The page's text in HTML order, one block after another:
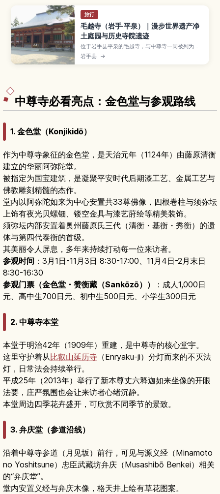
旅行
毛越寺（岩手·平泉）｜漫步世界遗产净
土庭园与历史寺院遗迹
位于岩手县平泉的毛越寺，与中尊寺一同被列为世
界遗产，以再现极乐世界的净土庭园和广阔伽蓝遗
迹闻名。本文介绍池泉庭园与堂塔遗址的看点、奥
岩手县 →
中尊寺必看亮点：金色堂与参观路线
1. 金色堂（Konjikidō）
作为中尊寺象征的金色堂，是天治元年（1124年）由藤原清衡
建立的华丽阿弥陀堂。
被指定为国宝建筑，是凝聚平安时代后期漆工艺、金属工艺与
佛教雕刻精髓的杰作。
堂内以阿弥陀如来为中心安置共33尊佛像，四根卷柱与须弥坛
上饰有夜光贝螺钿、镂空金具与漆艺莳绘等精美装饰。
须弥坛内部安置着奥州藤原氏三代（清衡・基衡・秀衡）的遗
体与第四代泰衡的首级。
其美丽令人屏息，多年来持续打动每一位来访者。
参观时间 ：3月1日-11月3日 8:30-17:00、11月4日-2月末日
8:30-16:30
参观门票（金色堂・赞衡藏（Sankōzō））
：成人1,000日
元、高中生700日元、初中生500日元、小学生300日元
2. 中尊寺本堂
本堂于明治42年（1909年）重建，是中尊寺的核心堂宇。
这里守护着从比叡山延历寺 （Enryaku-ji）分灯而来的不灭法
灯，日常法会持续举行。
平成25年（2013年）举行了新本尊丈六释迦如来坐像的开眼
法要，庄严氛围也会让来访者心绪沉静。
本堂周边四季花卉盛开，可欣赏不同季节的景致。
3. 弁庆堂（参道沿线）
沿着中尊寺参道（月见坂）前行，可见与源义经（Minamoto
no Yoshitsune）忠臣武藏坊弁庆（Musashibō Benkei）相关
的“弁庆堂”。
堂内安置义经与弁庆木像，格天井上绘有草花图案。